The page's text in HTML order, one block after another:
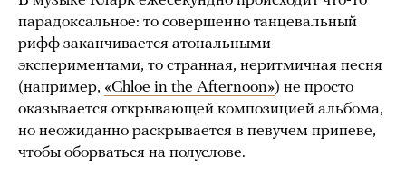
парадоксальное: то совершенно танцевальный
рифф заканчивается атональными
экспериментами, то странная, неритмичная песня
(например, «Chloe in the Afternoon») не просто
оказывается открывающей композицией альбома,
но неожиданно раскрывается в певучем припеве,
чтобы оборваться на полуслове.